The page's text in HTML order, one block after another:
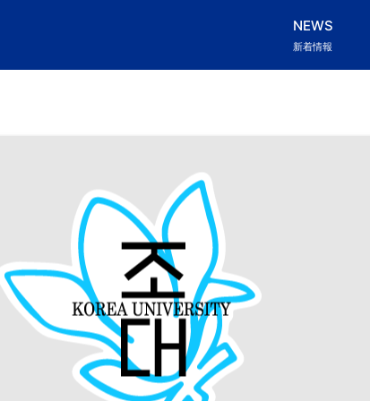
NEWS
新着情報